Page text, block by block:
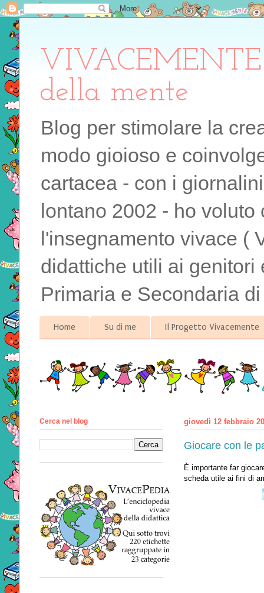
della mente
Blog per stimolare la
modo gioioso e
cartacea - con i
lontano 2002 - ho
l'insegnamento vivace (
didattiche utili ai
Primaria e Secondaria
Home Su di me Il Progetto Vivacemente
giovedì 12 febbraio
Giocare con le
È importante far
scheda utile ai fini di
Cerca nel blog